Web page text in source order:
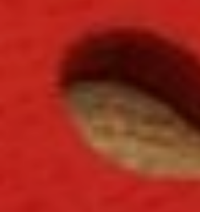
TÕNK